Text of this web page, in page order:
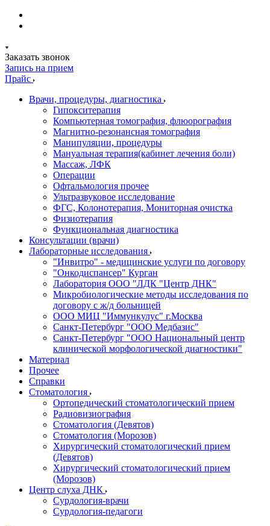
Заказать звонок
Запись на прием
Прайс
Врачи, процедуры, диагностика
Гипокситерапия
Компьютерная томография, флюорография
Магнитно-резонансная томография
Манипуляции, процедуры
Мануальная терапия(кабинет лечения боли)
Массаж, ЛФК
Операции
Офтальмология прочее
Ультразвуковое исследование
ФГС, Колонотерапия, Мониторная очистка
Физиотерапия
Функциональная диагностика
Консультации (врачи)
Лабораторные исследования
"Инвитро" - медицинские услуги по договору
"Онкодиспансер" Курган
Лаборатория ООО "ЛДК "Центр ДНК"
Микробиологические методы исследования по
договору с ж/д больницей
ООО МИЦ "Иммункулус" г.Москва
Санкт-Петербург "ООО Медбазис"
Санкт-Петербург "ООО Национальный центр
клинической морфологической диагностики"
Материал
Прочее
Справки
Стоматология
Ортопедический стоматологический прием
Радиовизиография
Стоматология (Девятов)
Стоматология (Морозов)
Хирургический стоматологический прием
(Девятов)
Хирургический стоматологический прием
(Морозов)
Центр слуха ДНК
Сурдология-врачи
Сурдология-педагоги